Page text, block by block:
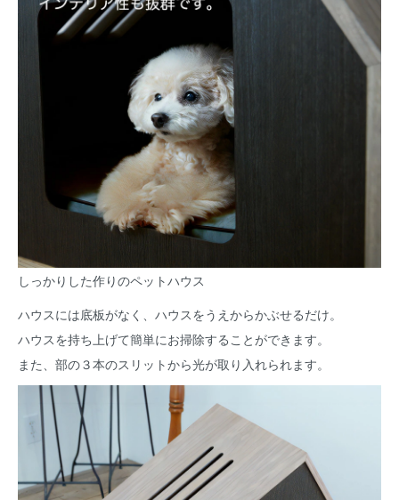
しっかりした作りのペットハウス
ハウスには底板がなく、ハウスをうえからかぶせるだけ。
ハウスを持ち上げて簡単にお掃除することができます。
また、部の３本のスリットから光が取り入れられます。